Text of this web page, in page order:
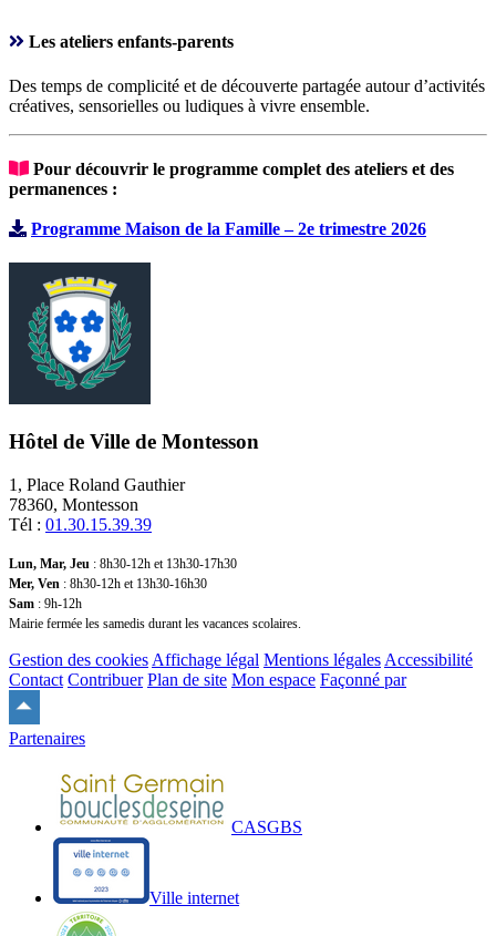
Les ateliers enfants-parents
Des temps de complicité et de découverte partagée autour d’activités
créatives, sensorielles ou ludiques à vivre ensemble.
Pour découvrir le programme complet des ateliers et des
permanences :
Programme Maison de la Famille – 2e trimestre 2026
Hôtel de Ville de Montesson
1, Place Roland Gauthier
78360, Montesson
Tél : 01.30.15.39.39
Lun, Mar, Jeu : 8h30-12h et 13h30-17h30
Mer, Ven : 8h30-12h et 13h30-16h30
Sam : 9h-12h
Mairie fermée les samedis durant les vacances scolaires.
Gestion des cookies Affichage légal Mentions légales Accessibilité
Contact Contribuer Plan de site Mon espace Façonné par
haut
site
Partenaires
CASGBS
Ville internet